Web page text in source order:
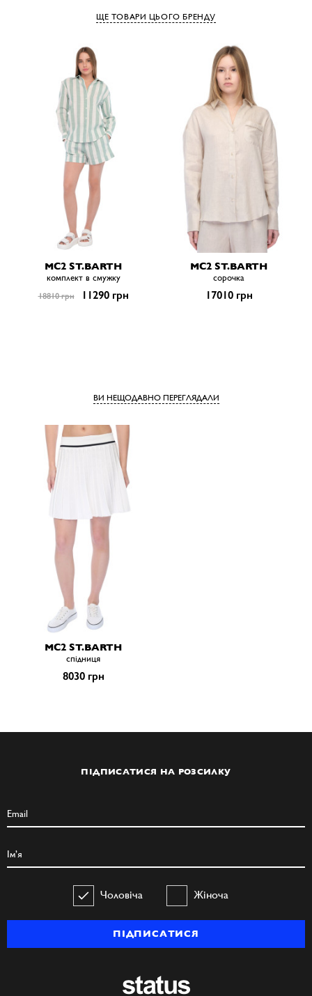
ЩЕ ТОВАРИ ЦЬОГО БРЕНДУ
MC2 ST.BARTH
комплект в смужку
18810 грн 11290 грн
MC2 ST.BARTH
сорочка
17010 грн
ВИ НЕЩОДАВНО ПЕРЕГЛЯДАЛИ
MC2 ST.BARTH
спiдниця
8030 грн
ПІДПИСАТИСЯ НА РОЗСИЛКУ
Чоловіча Жіноча
ПІДПИСАТИСЯ